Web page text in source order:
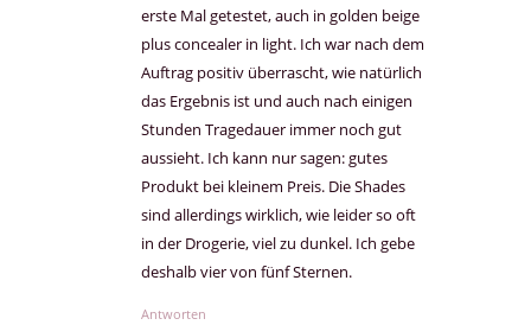
erste Mal getestet, auch in golden beige
plus concealer in light. Ich war nach dem
Auftrag positiv überrascht, wie natürlich
das Ergebnis ist und auch nach einigen
Stunden Tragedauer immer noch gut
aussieht. Ich kann nur sagen: gutes
Produkt bei kleinem Preis. Die Shades
sind allerdings wirklich, wie leider so oft
in der Drogerie, viel zu dunkel. Ich gebe
deshalb vier von fünf Sternen.
Antworten